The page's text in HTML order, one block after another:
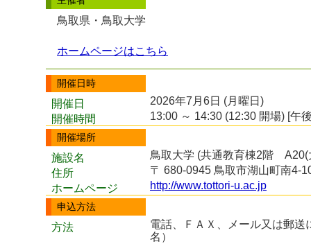
鳥取県・鳥取大学
ホームページはこちら
開催日時
開催日
2026年7月6日 (月曜日)
開催時間
13:00 ～ 14:30 (12:30 開場) [午
開催場所
施設名
鳥取大学 (共通教育棟2階 A20(
住所
〒 680-0945 鳥取市湖山町南4-
ホームページ
http://www.tottori-u.ac.jp
申込方法
方法
電話、ＦＡＸ、メール又は郵
名）